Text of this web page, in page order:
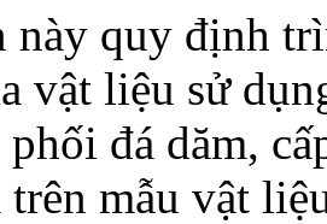
này quy định
vật liệu sử
phối đá dăm,
mẫu vật